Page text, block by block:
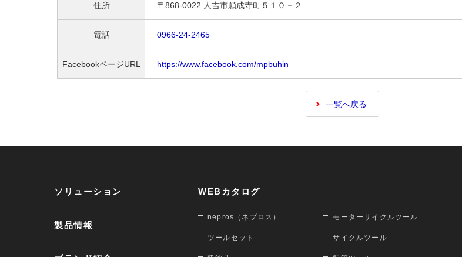
住所 〒868-0022 人吉市願成寺町５１０－２
電話 0966-24-2465
FacebookページURL https://www.facebook.com/mpbuhin
一覧へ戻る
ソリューション
製品情報
WEBカタログ
nepros（ネプロス）
ツールセット
モーターサイクルツール
サイクルツール